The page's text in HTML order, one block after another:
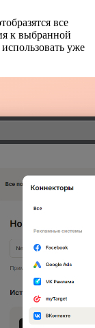
все
к выбранной
уже